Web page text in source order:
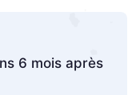
6 mois après